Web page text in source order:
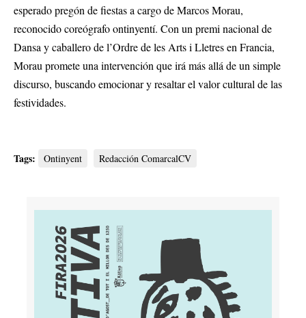
esperado pregón de fiestas a cargo de Marcos Morau,
reconocido coreógrafo ontinyentí. Con un premi nacional de
Dansa y caballero de l’Ordre de les Arts i Lletres en Francia,
Morau promete una intervención que irá más allá de un simple
discurso, buscando emocionar y resaltar el valor cultural de las
festividades.
Tags: Ontinyent Redacción ComarcalCV